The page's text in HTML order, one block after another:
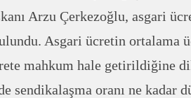
Arzu Çerkezoğlu, asgari
Asgari ücretin ortalama
mahkum hale getirildiğine
sendikalaşma oranı ne kadar